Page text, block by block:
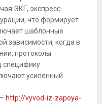
ЭКГ, экспресс-
что формирует
шаблонные
зависимости, когда в
протоколы
специфику
усиленный
http://vyvod-iz-zapoya-